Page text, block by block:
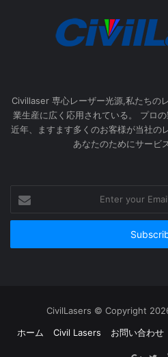
Civillaser 専心レーザー光源,私たちの
業生産に広く応用されている。 プロ
近年、ますます多くのお客様が当社の
あなたのためにサービ
your
Email
CivilLasers © Copyright
ホーム
Civil Lasers お問い合わせ